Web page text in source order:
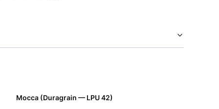
Mocca (Duragrain — LPU 42)